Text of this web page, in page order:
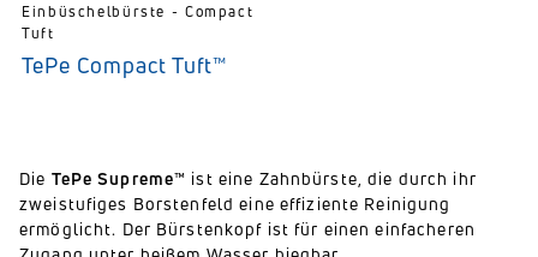
Einbüschelbürste - Compact
Tuft
TePe Compact Tuft™
Die TePe Supreme™ ist eine Zahnbürste, die durch ihr
zweistufiges Borstenfeld eine effiziente Reinigung
ermöglicht. Der Bürstenkopf ist für einen einfacheren